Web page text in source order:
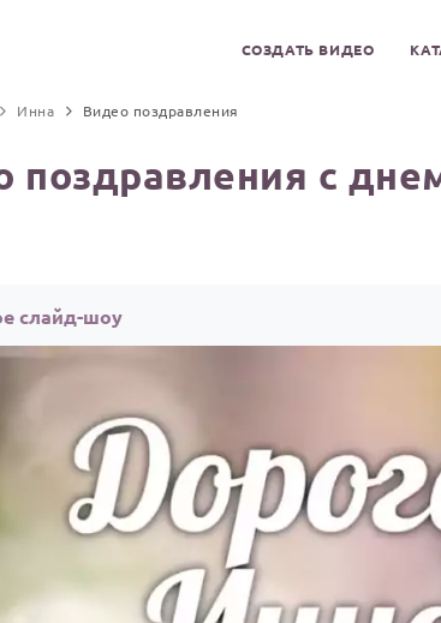
СОЗДАТЬ ВИДЕО
Инна Видео поздравления
поздравления с
слайд-шоу